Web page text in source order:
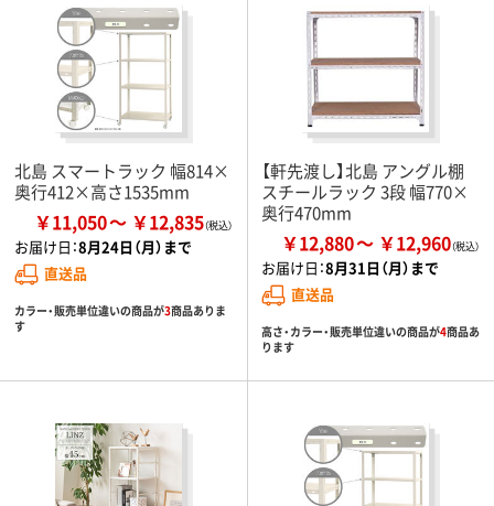
北島 スマートラック 幅814×
奥行412×高さ1535mm
￥11,050 ￥12,835
お届け日：8月24日（月）まで
直送品
カラー・販売単位違いの商品が3商品ありま
す
【軒先渡し】北島 アングル棚
スチールラック 3段 幅770×
奥行470mm
￥12,880 ￥12,960
お届け日：8月31日（月）まで
直送品
高さ・カラー・販売単位違いの商品が4商品あ
ります